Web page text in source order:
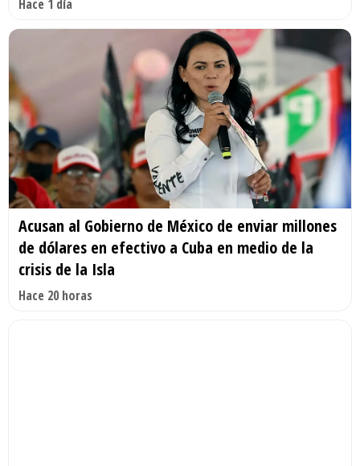
Hace 1 día
Acusan al Gobierno de México de enviar millones
de dólares en efectivo a Cuba en medio de la
crisis de la Isla
Hace 20 horas